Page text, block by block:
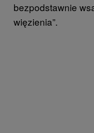
bezpodstawnie
więzienia”.